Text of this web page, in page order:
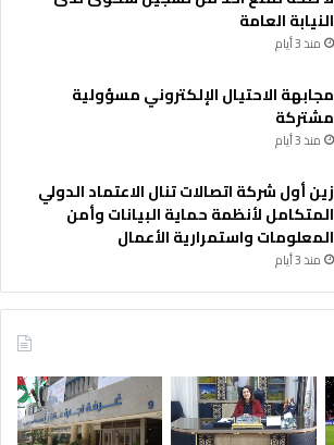
النيابة العامة
منذ 3 أيام
مجابهة الاحتيال الإلكتروني مسؤولية
مشتركة
منذ 3 أيام
زين أول شركة اتصالات تنال الاعتماد الدولي
المتكامل لأنظمة حماية البيانات وأمن
المعلومات واستمرارية الأعمال
منذ 3 أيام